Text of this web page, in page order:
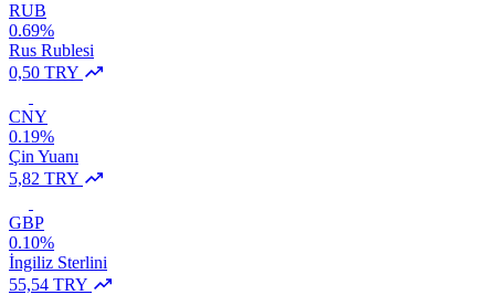
RUB
0.69%
Rus Rublesi
0,50 TRY
CNY
0.19%
Çin Yuanı
5,82 TRY
GBP
0.10%
İngiliz Sterlini
55,54 TRY